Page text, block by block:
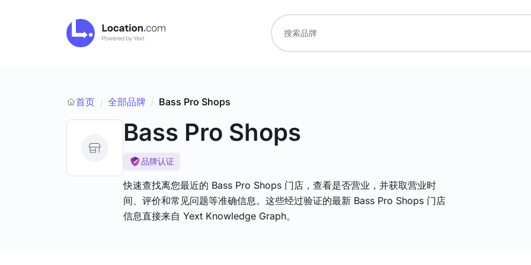
首页 / 全部品牌 / Bass Pro Shops
Bass Pro Shops
品牌认证
快速查找离您最近的 Bass Pro Shops 门店，查看是否营业，并获取营业时
间、评价和常见问题等准确信息。这些经过验证的最新 Bass Pro Shops 门店
信息直接来自 Yext Knowledge Graph。